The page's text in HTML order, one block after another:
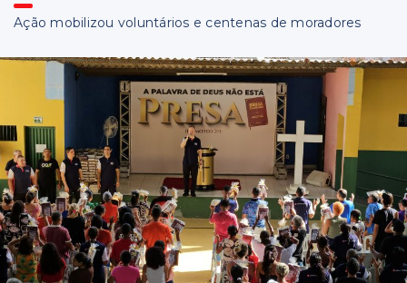
Ação mobilizou voluntários e centenas de moradores